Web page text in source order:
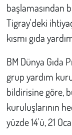
başlamasından
Tigray'deki
kısmı gıda
BM Dünya Gıda
grup yardım
bildirisine göre,
kuruluşlarının
yüzde 14'ü, 21